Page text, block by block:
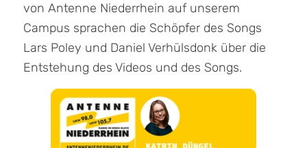
von Antenne Niederrhein auf unserem
Campus sprachen die Schöpfer des Songs
Lars Poley und Daniel Verhülsdonk über die
Entstehung des Videos und des Songs.